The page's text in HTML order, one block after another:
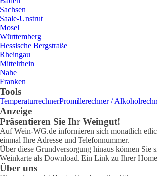
Sachsen
Saale-Unstrut
Mosel
Württemberg
Hessische Bergstraße
Rheingau
Mittelrhein
Nahe
Franken
Tools
TemperaturrechnerPromillerechner /
Anzeige
Präsentieren Sie Ihr Weingut!
Auf Wein-WG.de informieren sich monatlich
einmal Ihre Adresse und Telefonnummer.
Über diese Grundversorgung hinaus können
Weinkarte als Download. Ein Link zu Ihrer
Über uns